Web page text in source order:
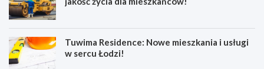
Tuwima Residence: Nowe mieszkania i usługi
w sercu Łodzi!